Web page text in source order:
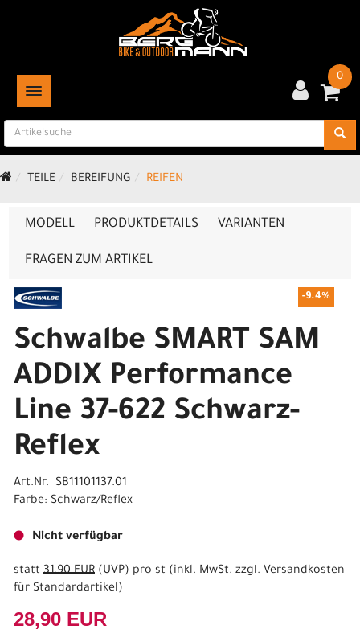
TOGGLE NAVIGATION
0
TEILE BEREIFUNG REIFEN
MODELL PRODUKTDETAILS VARIANTEN
FRAGEN ZUM ARTIKEL
-9.4%
Schwalbe SMART SAM
ADDIX Performance
Line 37-622 Schwarz-
Reflex
Art.Nr. SB11101137.01
Farbe: Schwarz/Reflex
Nicht verfügbar
statt 31,90 EUR (UVP) pro st (inkl. MwSt. zzgl. Versandkosten
für Standardartikel)
28,90 EUR